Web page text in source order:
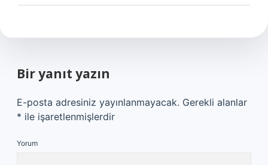
Bir yanıt yazın
E-posta adresiniz yayınlanmayacak. Gerekli alanlar
* ile işaretlenmişlerdir
Yorum